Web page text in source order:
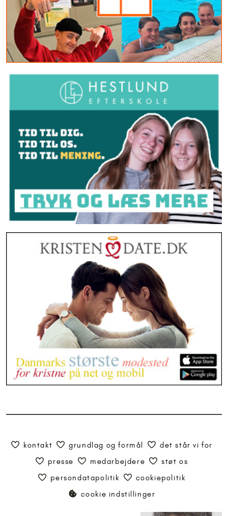
kontakt grundlag og formål
det står vi for
presse
medarbejdere
støt os
persondatapolitik
cookiepolitik
cookie indstillinger